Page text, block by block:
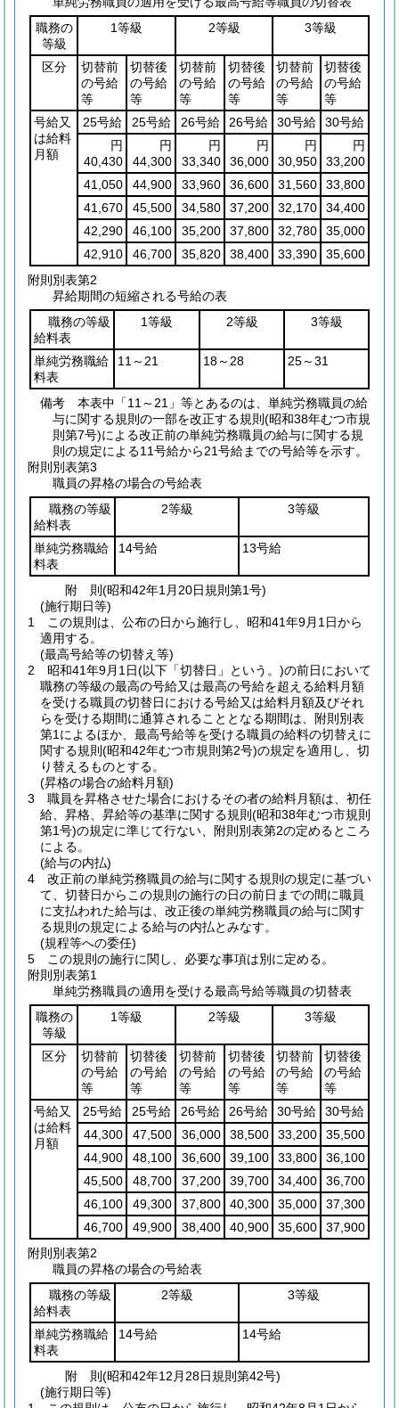
職務の
等級
1等級 2等級 3等級
区分
切替前
の号給
等
切替後
の号給
等
切替前
の号給
等
切替後
の号給
等
切替前
の号給
等
切替後
の号給
等
号給又
は給料
月額
25号給 25号給 26号給 26号給 30号給
30号給
円
40,430
円
44,300
円
33,340
円
36,000
円
30,950
円
33,200
41,050
44,900 33,960 36,600 31,560
33,800
41,670
45,500 34,580 37,200 32,170
34,400
42,290
46,100 35,200 37,800 32,780
35,000
42,910
46,700 35,820 38,400 33,390
35,600
附則別表第2
昇給期間の短縮される号給の表
職務の等級
給料表
1等級 2等級 3等級
単純労務職給
料表
11～21 18～28 25～31
備考 本表中「11～21」等とあるのは、単純労務職員の給
与に関する規則の一部を改正する規則(昭和38年むつ市規
則第7号)による改正前の単純労務職員の給与に関する規
則の規定による11号給から21号給までの号給等を示す。
附則別表第3
職員の昇格の場合の号給表
職務の等級
給料表
2等級 3等級
単純労務職給
料表
14号給 13号給
附 則(昭和42年1月20日規則第1号)
(施行期日等)
1
この規則は、公布の日から施行し、昭和41年9月1日から
適用する。
(最高号給等の切替え等)
2
昭和41年9月1日(以下「切替日」という。)の前日において
職務の等級の最高の号給又は最高の号給を超える給料月額
を受ける職員の切替日における号給又は給料月額及びそれ
らを受ける期間に通算されることとなる期間は、附則別表
第1によるほか、最高号給等を受ける職員の給料の切替えに
関する規則 (昭和42年むつ市規則第2号)の規定を適用し、切
り替えるものとする。
(昇格の場合の給料月額)
3
職員を昇格させた場合におけるその者の給料月額は、初任
給、昇格、昇給等の基準に関する規則 (昭和38年むつ市規則
第1号)の規定に準じて行ない、附則別表第2の定めるところ
による。
(給与の内払)
4
改正前の単純労務職員の給与に関する規則の規定に基づい
て、切替日からこの規則の施行の日の前日までの間に職員
に支払われた給与は、改正後の単純労務職員の給与に関す
る規則の規定による給与の内払とみなす。
(規程等への委任)
5
この規則の施行に関し、必要な事項は別に定める。
附則別表第1
単純労務職員の適用を受ける最高号給等職員の切替表
職務の
等級
1等級 2等級 3等級
区分
切替前
の号給
等
切替後
の号給
等
切替前
の号給
等
切替後
の号給
等
切替前
の号給
等
切替後
の号給
等
号給又
は給料
月額
25号給 25号給 26号給 26号給 30号給
30号給
44,300
47,500 36,000 38,500 33,200
35,500
44,900
48,100 36,600 39,100 33,800
36,100
45,500
48,700 37,200 39,700 34,400
36,700
46,100
49,300 37,800 40,300 35,000
37,300
46,700
49,900 38,400 40,900 35,600
37,900
附則別表第2
職員の昇格の場合の号給表
職務の等級
給料表
2等級 3等級
単純労務職給
料表
14号給 14号給
附 則(昭和42年12月28日規則第42号)
(施行期日等)